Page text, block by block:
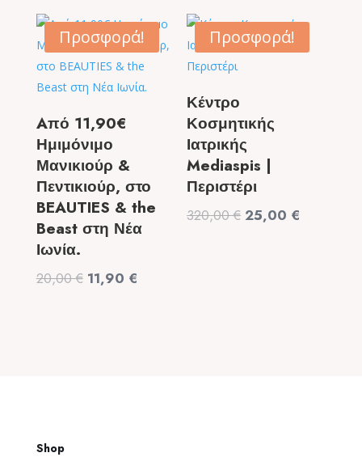
9,50 €. είναι:
6,50 €.
99,00 €.
49,90 €.
Προσφορά!
Aπό 11,90€
Ημιμόνιμο
Μανικιούρ &
Πεντικιούρ, στο
BEAUTIES & the
Beast στη Νέα
Ιωνία.
20,00€ Original
11,90 €
Προσφορά!
Κέντρο
Κοσμητικής
Ιατρικής
Mediaspis |
Περιστέρι
320,00€ Original
25,00 €
Shop